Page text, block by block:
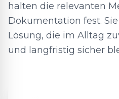
halten die relevanten
Dokumentation fest.
Lösung, die im Alltag
und langfristig sicher